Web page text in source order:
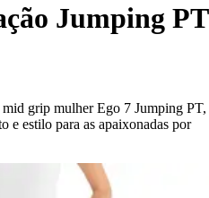
Jumping PT
grip mulher Ego 7 Jumping PT,
e estilo para as apaixonadas por